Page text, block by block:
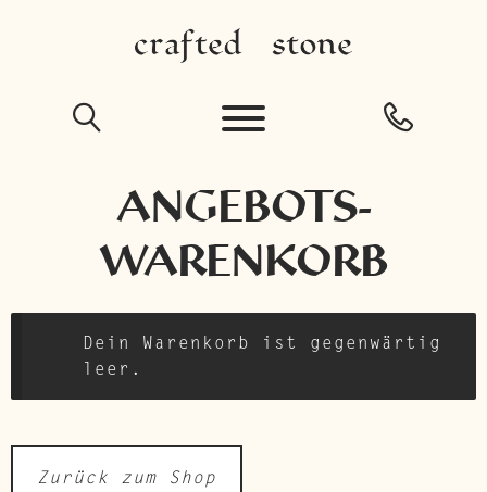
ANGEBOTS-
WARENKORB
Dein Warenkorb ist gegenwärtig
leer.
Zurück zum Shop